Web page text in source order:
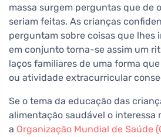
massa surgem perguntas que de
seriam feitas. As crianças
perguntam sobre coisas que lhes
em conjunto torna-se assim um
laços familiares de uma forma
ou atividade extracurricular
Se o tema da educação das
alimentação saudável o interessa
a Organização Mundial de Saúde